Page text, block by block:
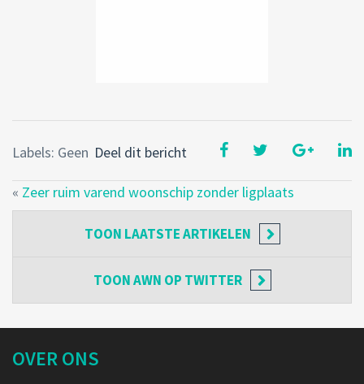
Deel dit bericht
Labels: Geen
« Zeer ruim varend woonschip zonder ligplaats
TOON LAATSTE ARTIKELEN
TOONAWN OP TWITTER
OVER ONS